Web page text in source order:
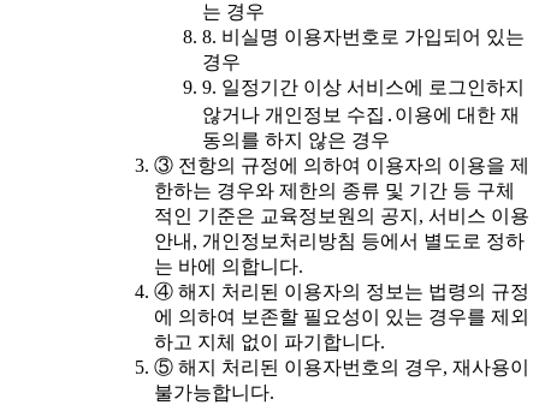
는 경우
8. 비실명 이용자번호로 가입되어 있는
경우
9. 일정기간 이상 서비스에 로그인하지
않거나 개인정보 수집․이용에 대한 재
동의를 하지 않은 경우
③ 전항의 규정에 의하여 이용자의 이용을 제
한하는 경우와 제한의 종류 및 기간 등 구체
적인 기준은 교육정보원의 공지, 서비스 이용
안내, 개인정보처리방침 등에서 별도로 정하
는 바에 의합니다.
④ 해지 처리된 이용자의 정보는 법령의 규정
에 의하여 보존할 필요성이 있는 경우를 제외
하고 지체 없이 파기합니다.
⑤ 해지 처리된 이용자번호의 경우, 재사용이
불가능합니다.